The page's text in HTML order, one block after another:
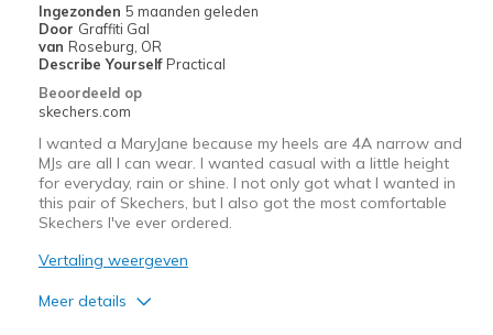
Beste toepassingen
Going Out
Special Occasions
Travel
Width
View On Shoes
Ingezonden 5 maanden geleden
Door Graffiti Gal
van Roseburg, OR
Describe Yourself Practical
Beoordeeld op
skechers.com
I wanted a MaryJane because my heels are 4A narrow and
MJs are all I can wear. I wanted casual with a little height
for everyday, rain or shine. I not only got what I wanted in
this pair of Skechers, but I also got the most comfortable
Skechers I've ever ordered.
Vertaling weergeven
Meer details